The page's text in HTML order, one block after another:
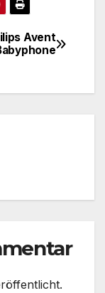
Avent